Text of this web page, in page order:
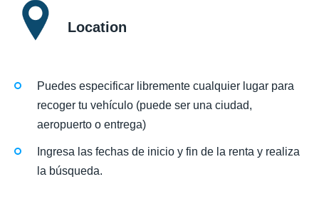
Location
Puedes especificar libremente cualquier lugar para
recoger tu vehículo (puede ser una ciudad,
aeropuerto o entrega)
Ingresa las fechas de inicio y fin de la renta y realiza
la búsqueda.